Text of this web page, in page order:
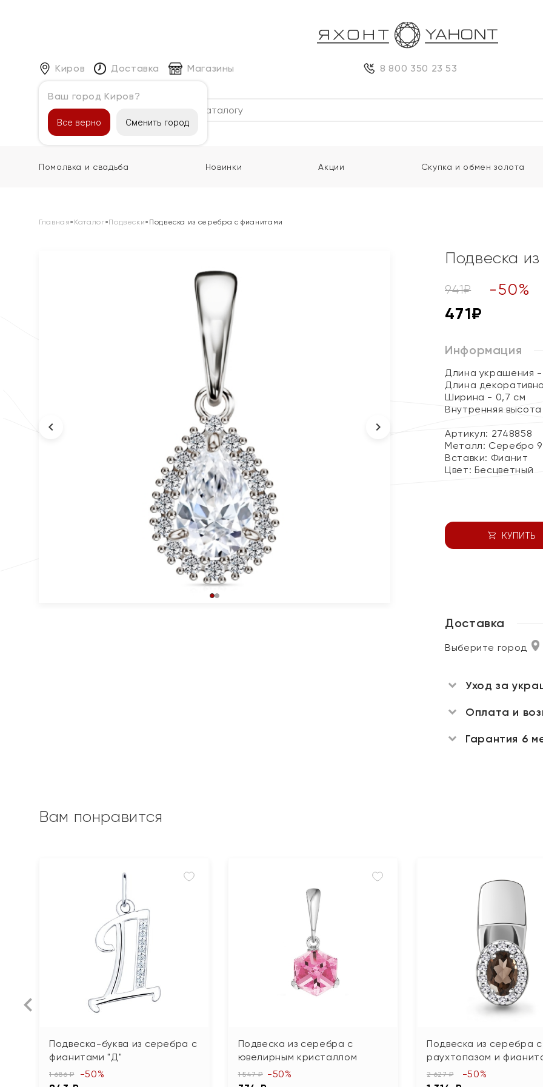
Киров
Ваш город Киров?
Все верно Сменить город
Доставка Магазины 8 800 350 23 53
Каталог
Помолвка и свадьба Новинки Акции Скупка и обмен золота
Главная» Каталог»Подвески» Подвеска из серебра с фианитами
Подвеска
941₽ -50%
471₽
Информация
Длина украшения -
Длина
Ширина - 0,7 см
Внутренняя
Артикул: 2748858
Металл: Серебро
Вставки: Фианит
Цвет: Бесцветный
КУПИТЬ
Доставка
Выберите город
Уход за
Оплата и
Гарантия 6
Вам понравится
Подвеска-буква из серебра с
фианитами "Д"
1 686 ₽ -50%
Подвеска из серебра с
ювелирным кристаллом
1 547 ₽ -50%
Подвеска из серебра с
раухтопазом и
2 627 ₽ -50%